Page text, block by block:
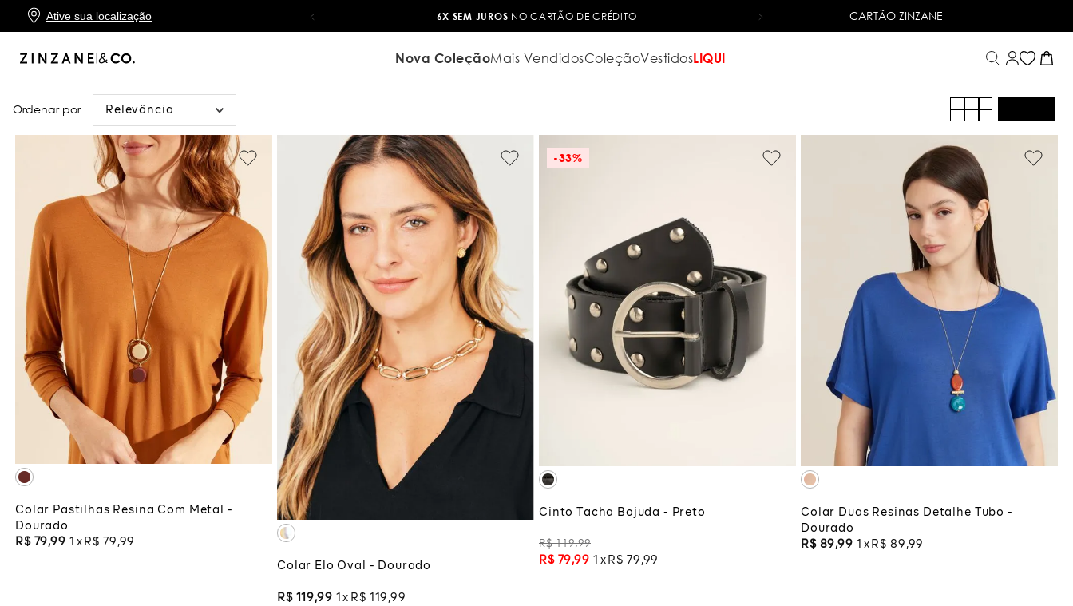
Ative sua localização
TROCA FÁCIL 6X SEM JUROS NO CARTÃO DE CRÉDITO ENTREGA RÁPIDAPARA TODO BRASIL. *CONSULTE
CARTÃO ZINZANE
Nova ColeçãoMais VendidosColeçãoVestidosLIQUI
Relevância
UNICO
ADICIONAR À SACOLA
Colar Pastilhas Resina Com Metal -
Dourado
R$ 79,99 1 R$ 79 ,99
UNICO
Colar Elo Oval - Dourado
R$ 119,99 1 R$ 119 ,99
-33%
Cinto Tacha Bojuda - Preto
R$ 119,99
R$ 79,99 1 R$ 79 ,99
UNICO
ADICIONAR À SACOLA
Colar Duas Resinas Detalhe Tubo -
Dourado
R$ 89,99 1 R$ 89 ,99